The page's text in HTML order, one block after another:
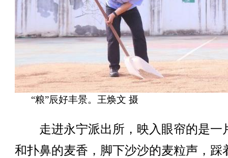
“粮”辰好丰景。王焕文 摄
走进永宁派出所，映入眼帘的是一
和扑鼻的麦香，脚下沙沙的麦粒声，踩